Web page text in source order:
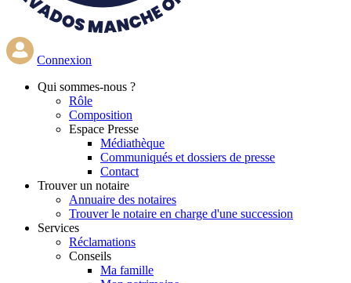
Connexion
Qui sommes-nous ?
Rôle
Composition
Espace Presse
Médiathèque
Communiqués et dossiers de presse
Contact
Trouver un notaire
Annuaire des notaires
Trouver le notaire en charge d'une succession
Services
Réclamations
Conseils
Ma famille